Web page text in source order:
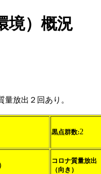
境）概況
放出２回あり。
黒点群数:2
コロナ質量放出
（向き）